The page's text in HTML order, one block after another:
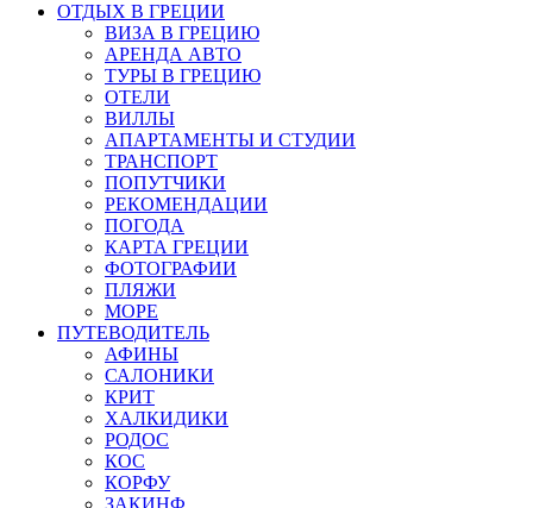
ОТДЫХ В ГРЕЦИИ
ВИЗА В ГРЕЦИЮ
АРЕНДА АВТО
ТУРЫ В ГРЕЦИЮ
ОТЕЛИ
ВИЛЛЫ
АПАРТАМЕНТЫ И СТУДИИ
ТРАНСПОРТ
ПОПУТЧИКИ
РЕКОМЕНДАЦИИ
ПОГОДА
КАРТА ГРЕЦИИ
ФОТОГРАФИИ
ПЛЯЖИ
МОРЕ
ПУТЕВОДИТЕЛЬ
АФИНЫ
САЛОНИКИ
КРИТ
ХАЛКИДИКИ
РОДОС
КОС
КОРФУ
ЗАКИНФ